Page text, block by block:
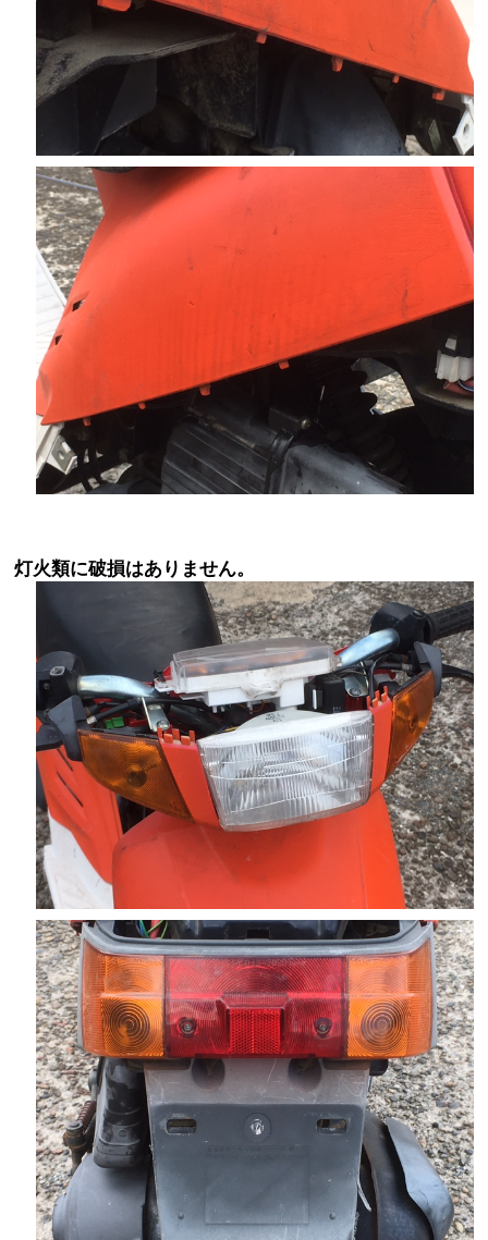
灯火類に破損はありません。